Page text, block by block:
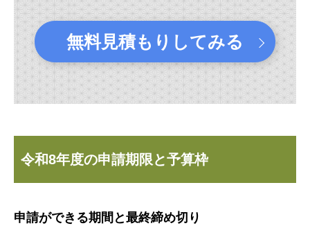
無料見積もりしてみる
令和8年度の申請期限と予算枠
申請ができる期間と最終締め切り